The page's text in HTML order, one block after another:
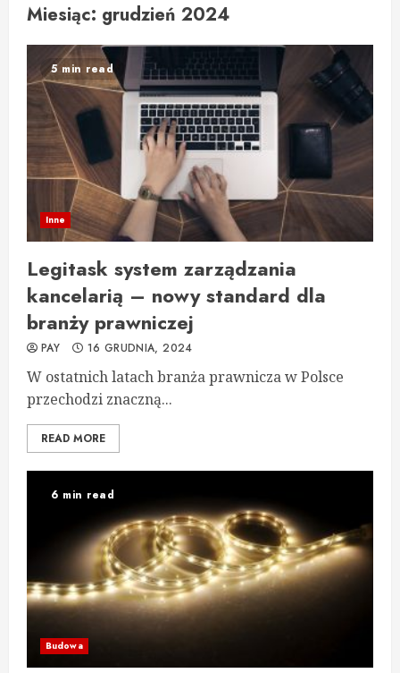
Miesiąc: grudzień 2024
5 min read
Inne
Legitask system zarządzania
kancelarią – nowy standard dla
branży prawniczej
PAY 16 GRUDNIA, 2024
W ostatnich latach branża prawnicza w Polsce
przechodzi znaczną...
READ MORE
6 min read
Budowa